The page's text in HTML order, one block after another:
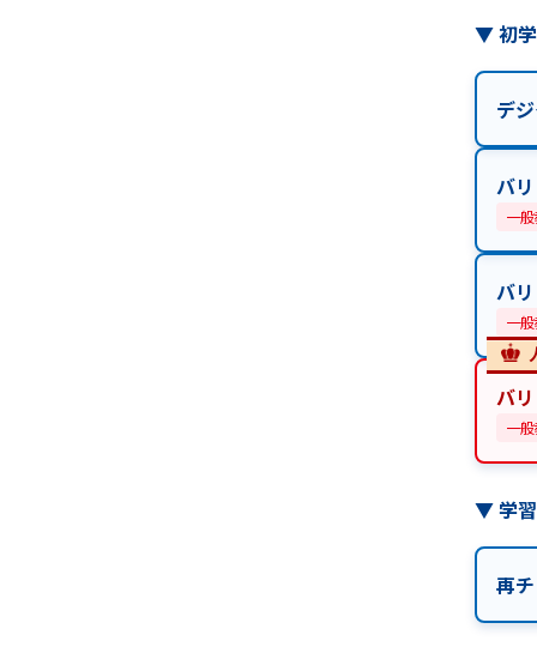
▼初
デ
バ
一
バ
一
バ
一
▼学
再